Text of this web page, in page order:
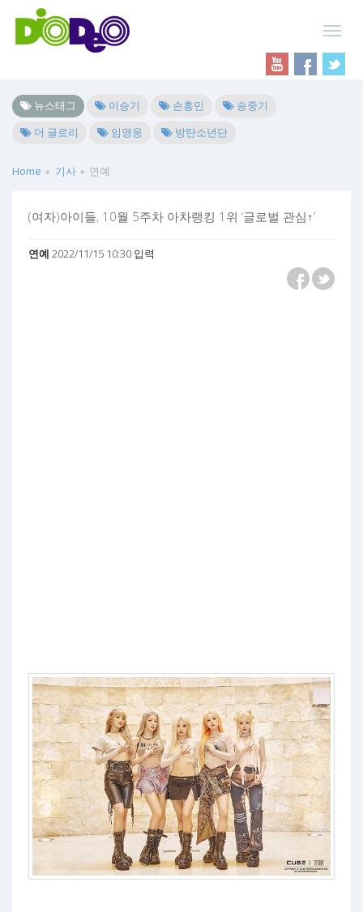
뉴스태그 이승기 손흥민
송중기
더 글로리
임영웅 방탄소년단
Home 기사 연예
(여자)아이들, 10월 5주차 아차랭킹 1위 ‘글로벌 관심↑’
연예 2022/11/15 10:30 입력